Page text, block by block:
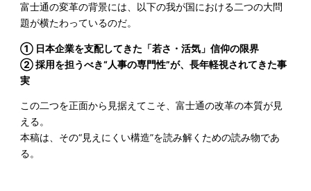
富士通の変革の背景には、以下の我が国における二つの大問
題が横たわっているのだ。
① 日本企業を支配してきた「若さ・活気」信仰の限界
② 採用を担うべき“人事の専門性”が、長年軽視されてきた事
実
この二つを正面から見据えてこそ、富士通の改革の本質が見
える。
本稿は、その“見えにくい構造”を読み解くための読み物であ
る。